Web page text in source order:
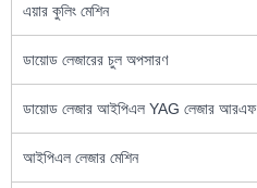
এয়ার কুলিং মেশিন
ডায়োড লেজারের চুল অপসারণ
ডায়োড লেজার আইপিএল YAG লেজার আরএফ
আইপিএল লেজার মেশিন